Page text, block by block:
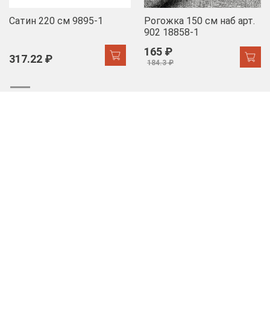
Сатин 220 см 9895-1
317.22 ₽
Рогожка 150 см наб арт.
902 18858-1
165 ₽
184.3 ₽